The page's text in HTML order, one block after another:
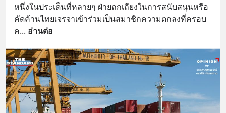
หนึ่งในประเด็นที่หลายๆ ฝ่ายถกเถียงในการสนับสนุนหรือ
คัดค้านไทยเจรจาเข้าร่วมเป็นสมาชิกความตกลงที่ครอบ
ค... อ่านต่อ